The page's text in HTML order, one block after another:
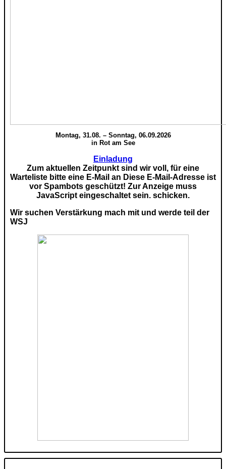
Montag, 31.08. – Sonntag, 06.09.2026
in Rot am See
Einladung
Zum aktuellen Zeitpunkt sind wir voll, für eine
Warteliste bitte eine E-Mail an Diese E-Mail-Adresse ist
vor Spambots geschützt! Zur Anzeige muss
JavaScript eingeschaltet sein. schicken.
Wir suchen Verstärkung mach mit und werde teil der
WSJ